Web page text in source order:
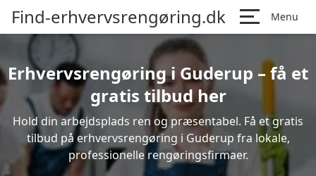
Find-erhvervsrengøring.dk Menu
Erhvervsrengøring i Guderup – få et
gratis tilbud her
Hold din arbejdsplads ren og præsentabel. Få et gratis
tilbud på erhvervsrengøring i Guderup fra lokale,
professionelle rengøringsfirmaer.